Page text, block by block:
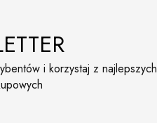
i korzystaj z najlepszych